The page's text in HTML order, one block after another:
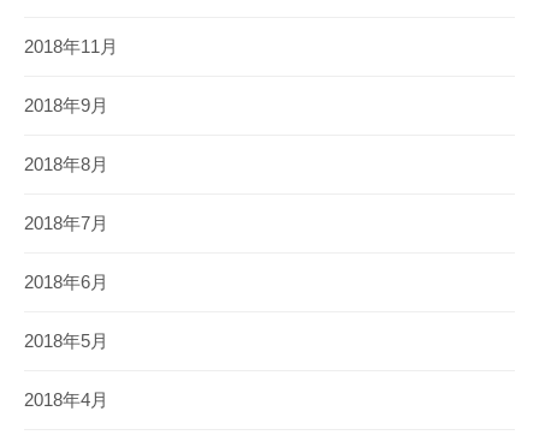
2018年11月
2018年9月
2018年8月
2018年7月
2018年6月
2018年5月
2018年4月